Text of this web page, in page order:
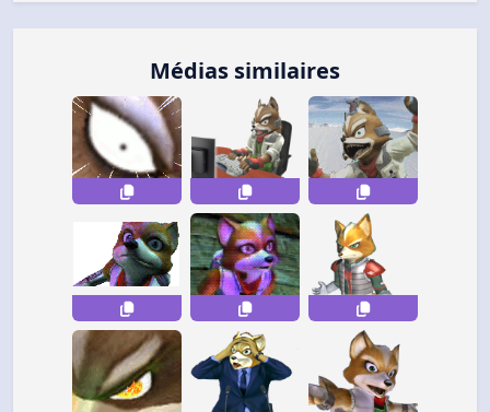
Médias similaires